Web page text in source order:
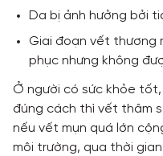
Da bị ảnh hưởng bởi
Giai đoạn vết thương
phục nhưng không
Ở người có sức khỏe
đúng cách thì vết thâm
nếu vết mụn quá lớn
môi trường, qua thời